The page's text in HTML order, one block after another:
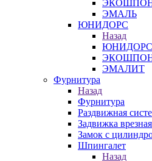
ЭМАЛЬ
ЮНИДОРС
Назад
ЮНИДОРС
ЭМАЛИТ
Фурнитура
Назад
Фурнитура
Раздвижная
Задвижка
Замок с
Шпингалет
Назад